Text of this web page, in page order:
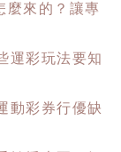
麼來的？讓專
運彩玩法要知
動彩券行優缺